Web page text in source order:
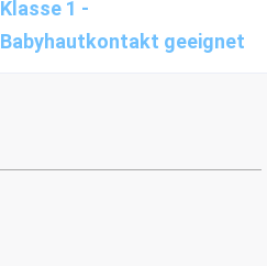
Klasse 1 -
Babyhautkontakt geeignet